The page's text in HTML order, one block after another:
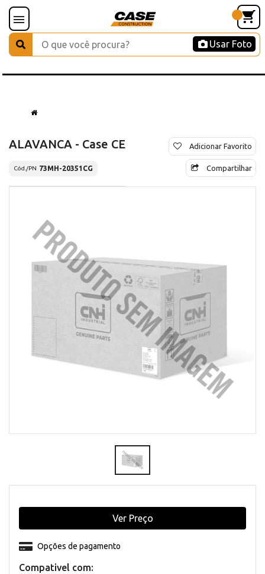
Usar Foto
ALAVANCA - Case CE
Cód./PN 73MH-20351CG
Adicionar Favorito
Compartilhar
Compativel com:
Opções de pagamento
Ver Preço